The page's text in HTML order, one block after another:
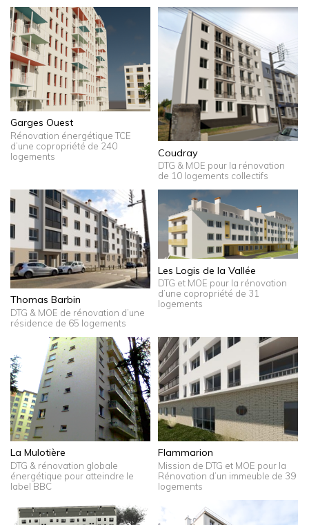
Garges Ouest
Rénovation énergétique TCE
d’une copropriété de 240
logements
Coudray
DTG & MOE pour la rénovation
de 10 logements collectifs
Thomas Barbin
DTG & MOE de rénovation d’une
résidence de 65 logements
Les Logis de la Vallée
DTG et MOE pour la rénovation
d’une copropriété de 31
logements
La Mulotière
DTG & rénovation globale
énergétique pour atteindre le
label BBC
Flammarion
Mission de DTG et MOE pour la
Rénovation d’un immeuble de 39
logements